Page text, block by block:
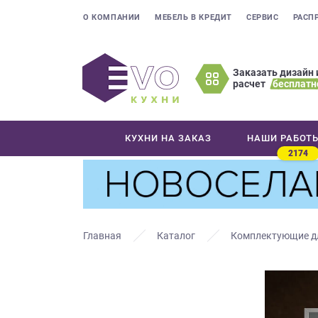
О КОМПАНИИ МЕБЕЛЬ В КРЕДИТ СЕРВИС
Заказать дизайн
расчет
КУХНИ НА ЗАКАЗ НАШИ
2174
Главная Каталог Комплектующие
ваши